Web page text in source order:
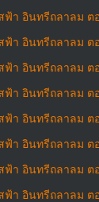
ฟ้า อินทรีถลาลม
ฟ้า อินทรีถลาลม
ฟ้า อินทรีถลาลม
ฟ้า อินทรีถลาลม
ฟ้า อินทรีถลาลม
ฟ้า อินทรีถลาลม
ฟ้า อินทรีถลาลม
ฟ้า อินทรีถลาลม